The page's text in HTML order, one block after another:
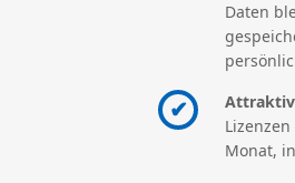
Daten
✔
Monat,